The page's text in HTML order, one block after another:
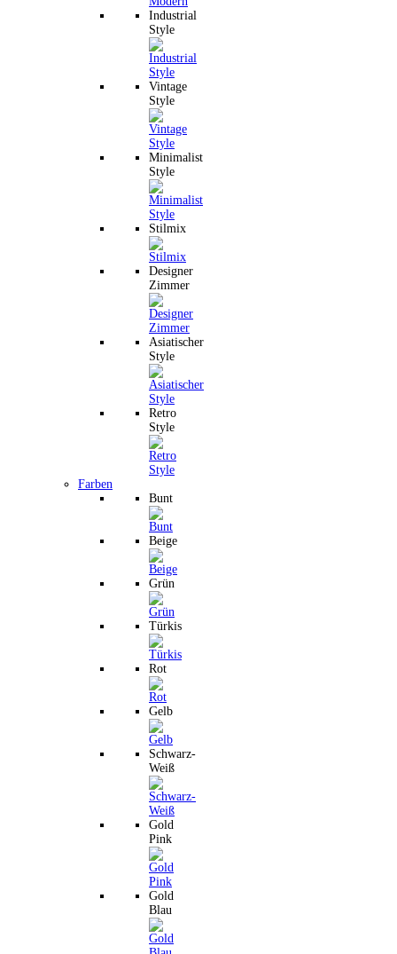
Industrial
Style
Vintage
Style
Minimalist
Style
Stilmix
Designer
Zimmer
Asiatischer
Style
Retro
Style
Farben
Bunt
Beige
Grün
Türkis
Rot
Gelb
Schwarz-
Weiß
Gold
Pink
Gold
Blau